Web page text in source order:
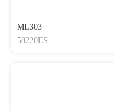
ML303
58220ES